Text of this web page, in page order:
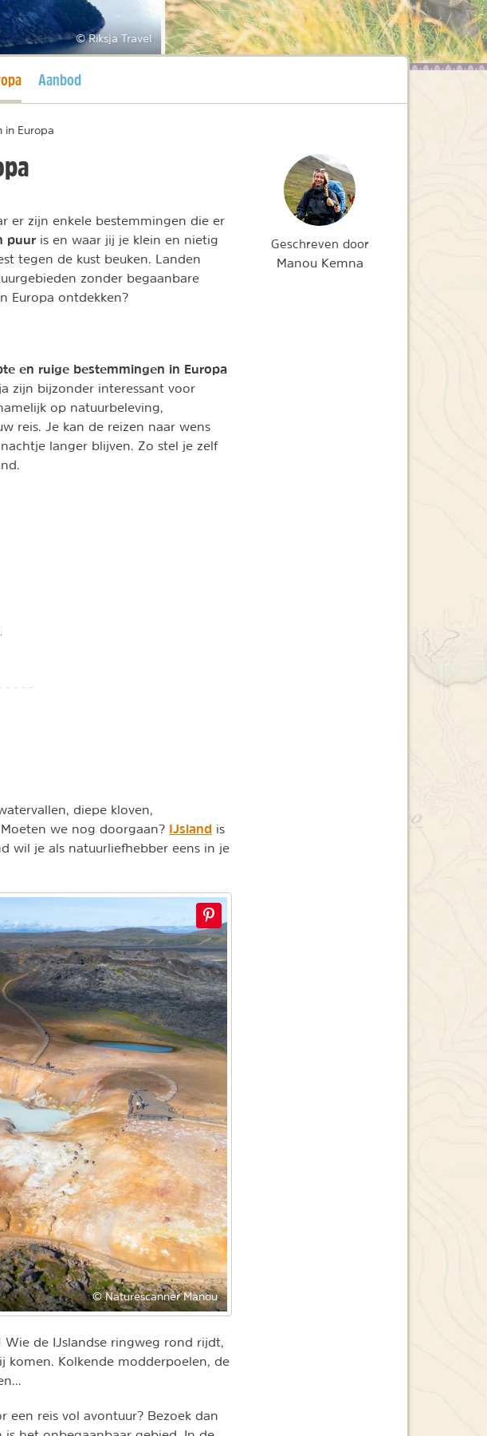
© Riksja Travel
Aanbod
in Europa
er zijn enkele bestemmingen die er
puur is en waar jij je klein en nietig
tegen de kust beuken. Landen
zonder begaanbare
Europa ontdekken?
en ruige bestemmingen in Europa
zijn bijzonder interessant voor
op natuurbeleving,
reis. Je kan de reizen naar wens
langer blijven. Zo stel je zelf
diepe kloven,
we nog doorgaan? IJsland is
wil je als natuurliefhebber eens in je
© Naturescanner Manou
de IJslandse ringweg rond rijdt,
komen. Kolkende modderpoelen, de
reis vol avontuur? Bezoek dan
Geschreven door
Manou Kemna